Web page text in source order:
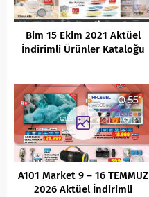
Bim 15 Ekim 2021 Aktüel
İndirimli Ürünler Kataloğu
A101 Market 9 – 16 TEMMUZ
2026 Aktüel İndirimli